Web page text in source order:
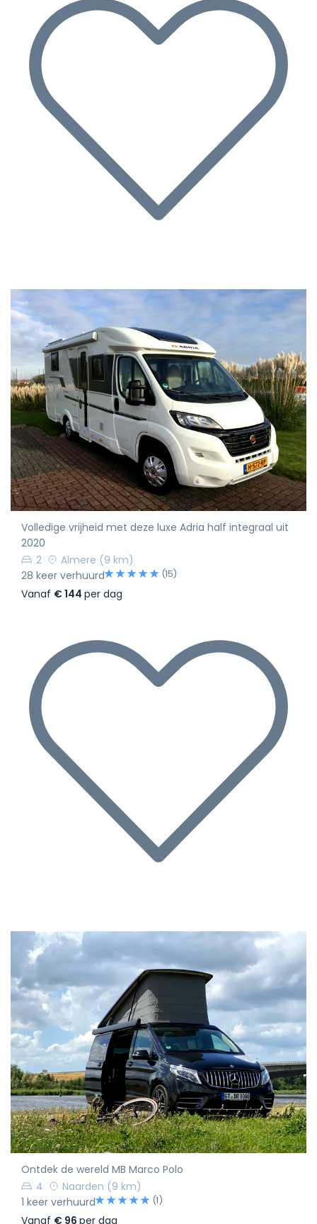
Volledige vrijheid met deze luxe Adria half integraal uit
2020
2
Almere (9 km)
28 keer verhuurd
(15)
Vanaf € 144 per dag
Ontdek de wereld MB Marco Polo
4
Naarden (9 km)
1 keer verhuurd
(1)
Vanaf € 96 per dag